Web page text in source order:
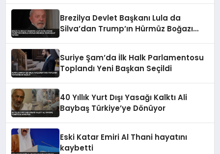
Brezilya Devlet Başkanı Lula da
Silva’dan Trump’ın Hürmüz Boğazı
Suriye Şam’da İlk Halk Parlamentosu
Toplandı Yeni Başkan Seçildi
40 Yıllık Yurt Dışı Yasağı Kalktı Ali
Baybaş Türkiye’ye Dönüyor
Eski Katar Emiri Al Thani hayatını
kaybetti